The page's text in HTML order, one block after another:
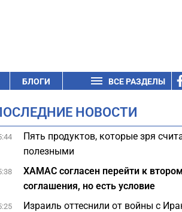
БЛОГИ ВСЕ РАЗДЕЛЫ
НОВОСТИ
Пять продуктов, которые зря
полезными
ХАМАС согласен перейти к
соглашения, но есть условие
Израиль оттеснили от войны с